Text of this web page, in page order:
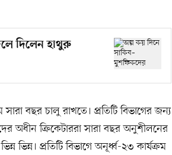
দিলেন হাথুরু
সারা বছর চালু রাখতে। প্রতিটি বিভাগের জন্য
অধীন ক্রিকেটাররা সারা বছর অনুশীলনের
ভিন্ন। প্রতিটি বিভাগে অনূর্ধ্ব-২৩ কার্যক্রম